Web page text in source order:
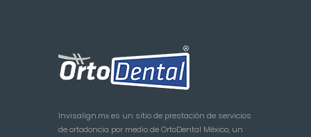
Invisalign.mx es un sitio de prestación de servicios
de ortodoncia por medio de OrtoDental México, un